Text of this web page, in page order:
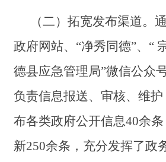
（二）拓宽发布渠道。
政府网站、 “净秀同德”、“
德县应急管理局”微信公众
负责信息报送、审核、维
布各类政府公开信息40余
新250余条，充分发挥了政